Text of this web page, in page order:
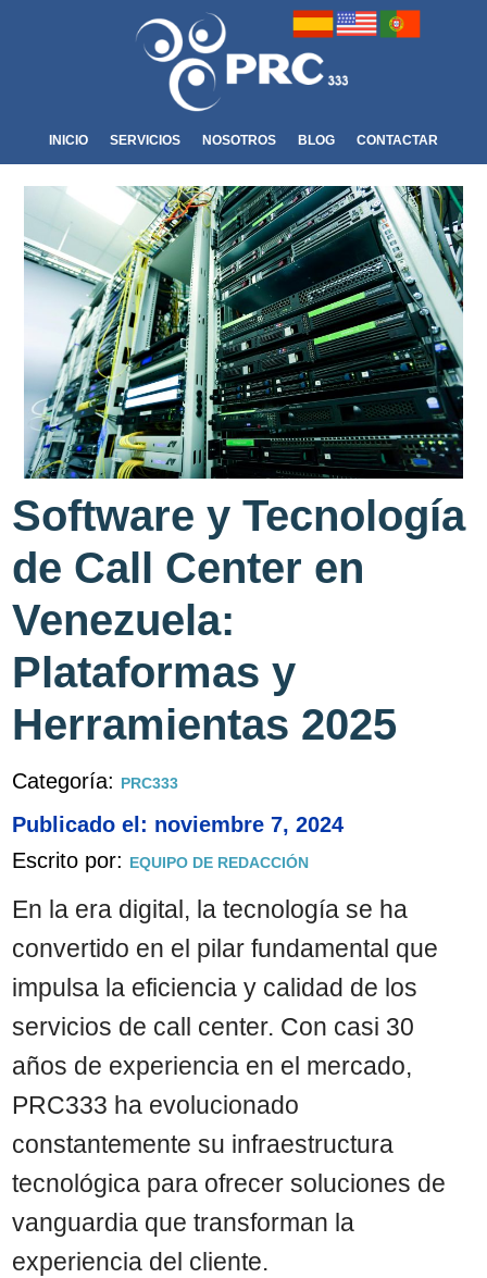
INICIO SERVICIOS NOSOTROS BLOG CONTACTAR
Software y Tecnología
de Call Center en
Venezuela:
Plataformas y
Herramientas 2025
Categoría: PRC333
Publicado el: noviembre 7, 2024
Escrito por: EQUIPO DE REDACCIÓN
En la era digital, la tecnología se ha
convertido en el pilar fundamental que
impulsa la eficiencia y calidad de los
servicios de call center. Con casi 30
años de experiencia en el mercado,
PRC333 ha evolucionado
constantemente su infraestructura
tecnológica para ofrecer soluciones de
vanguardia que transforman la
experiencia del cliente.